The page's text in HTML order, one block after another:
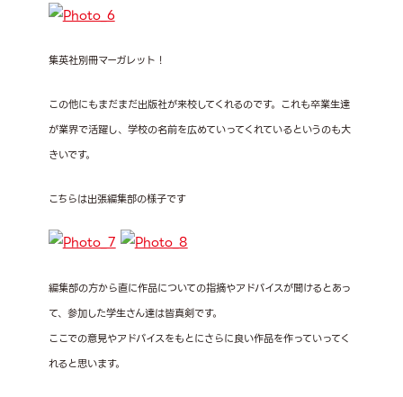
集英社別冊マーガレット！
この他にもまだまだ出版社が来校してくれるのです。これも卒業生達
が業界で活躍し、学校の名前を広めていってくれているというのも大
きいです。
こちらは出張編集部の様子です
編集部の方から直に作品についての指摘やアドバイスが聞けるとあっ
て、参加した学生さん達は皆真剣です。
ここでの意見やアドバイスをもとにさらに良い作品を作っていってく
れると思います。